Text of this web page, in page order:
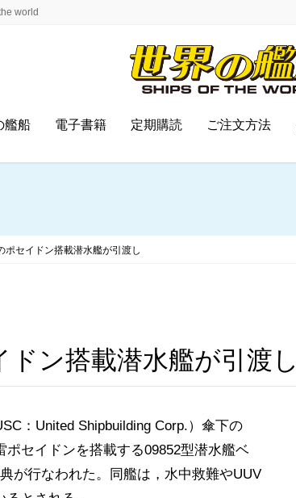
world
艦船 電子書籍 定期購読 ご注文方法
ポセイドン搭載潜水艦が引渡し
ドン搭載潜水艦が引渡し
：United Shipbuilding Corp.）傘下の
セイドンを搭載する09852型潜水艦ベ
が行なわれた。同艦は，水中救難やUUV